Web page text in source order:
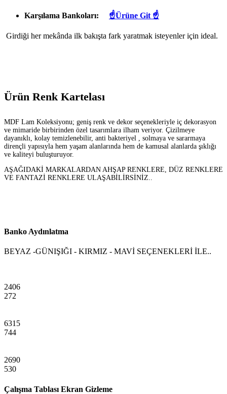
Karşılama Bankoları: ☝Ürüne Git ☝
Girdiği her mekânda ilk bakışta fark yaratmak isteyenler için ideal.
Ürün Renk Kartelası
MDF Lam Koleksiyonu; geniş renk ve dekor seçenekleriyle iç dekorasyon
ve mimaride birbirinden özel tasarımlara ilham veriyor. Çizilmeye
dayanıklı, kolay temizlenebilir, anti bakteriyel , solmaya ve sararmaya
dirençli yapısıyla hem yaşam alanlarında hem de kamusal alanlarda şıklığı
ve kaliteyi buluşturuyor.
AŞAĞIDAKİ MARKALARDAN AHŞAP RENKLERE, DÜZ RENKLERE
VE FANTAZİ RENKLERE ULAŞABİLİRSİNİZ..
Banko Aydınlatma
BEYAZ -GÜNIŞIĞI - KIRMIZ - MAVİ SEÇENEKLERİ İLE..
2406
272
6315
744
2690
530
Çalışma Tablası Ekran Gizleme